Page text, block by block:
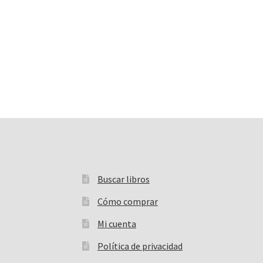
Buscar libros
Buscar:
Cómo comprar
Mi cuenta
Política de privacidad